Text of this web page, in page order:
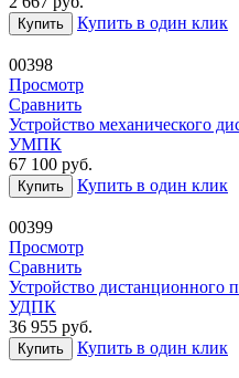
Купить Купить в один клик
00398
Просмотр
Сравнить
Устройство механического
УМПК
67 100 руб.
Купить Купить в один клик
00399
Просмотр
Сравнить
Устройство дистанционного
УДПК
36 955 руб.
Купить Купить в один клик